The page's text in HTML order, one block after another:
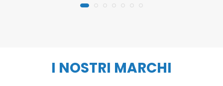
I NOSTRI MARCHI